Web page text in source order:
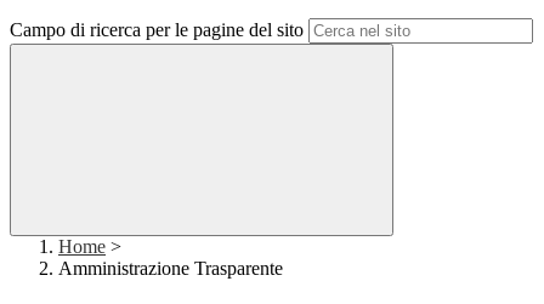
Campo di ricerca per le pagine del sito
Home >
Amministrazione Trasparente